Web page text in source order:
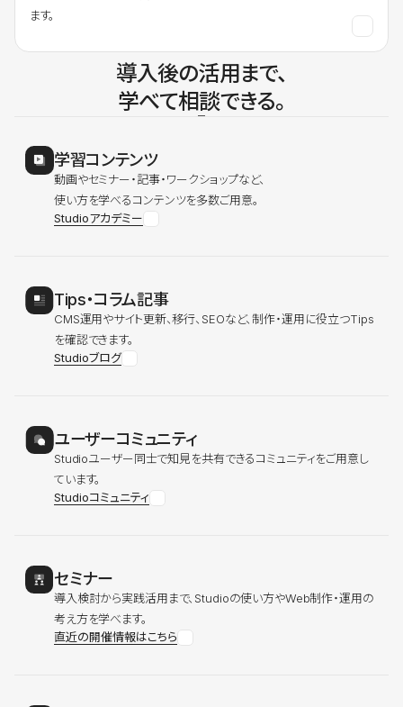
ます。
導入後の活用まで、
学べて相談できる。
学習コンテンツ
動画やセミナー・記事・ワークショップなど、
使い方を学べるコンテンツを多数ご用意。
Studioアカデミー
Tips・コラム記事
CMS運用やサイト更新、移行、SEOなど、制作・運用に役立つTips
を確認できます。
Studioブログ
ユーザーコミュニティ
Studioユーザー同士で知見を共有できるコミュニティをご用意し
ています。
Studioコミュニティ
セミナー
導入検討から実践活用まで、Studioの使い方やWeb制作・運用の
考え方を学べます。
直近の開催情報はこちら